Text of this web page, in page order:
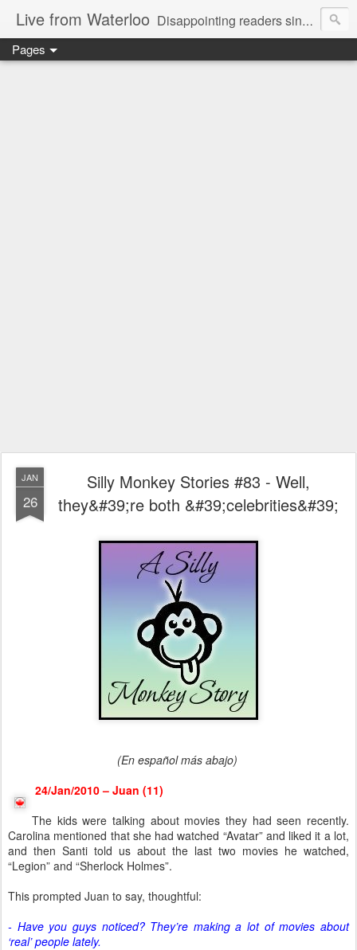
Live from Waterloo Disappointing readers since 2006
Pages
JAN
26
Silly Monkey Stories #83 - Well,
they&#39;re both &#39;celebrities&#39;
(En español más abajo)
24/Jan/2010 – Juan (11)
The kids were talking about movies they had seen recently.
Carolina mentioned that she had watched “Avatar” and liked it a lot,
and then Santi told us about the last two movies he watched,
“Legion” and “Sherlock Holmes”.
This prompted Juan to say, thoughtful:
- Have you guys noticed? They’re making a lot of movies about
‘real’ people lately.